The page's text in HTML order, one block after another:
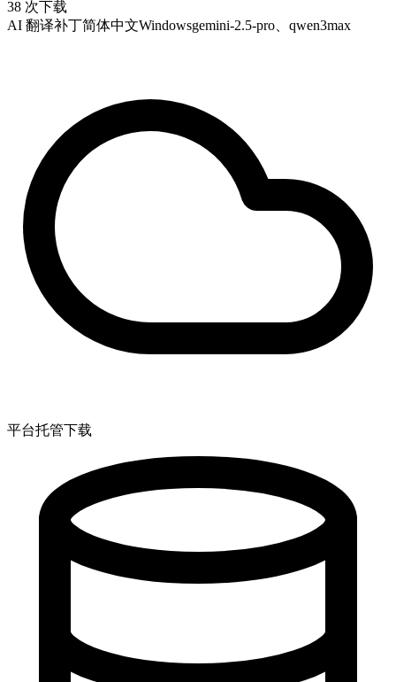
38 次下载
AI 翻译补丁简体中文Windowsgemini-2.5-pro、qwen3max
平台托管下载